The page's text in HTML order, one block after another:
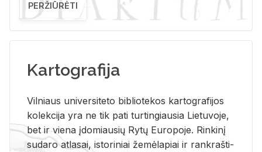
PERŽIŪRĖTI
Kartografija
Vil­niaus uni­ver­si­te­to bi­b­lio­te­kos kar­to­gra­fi­jos
ko­lek­ci­ja yra ne tik pati tur­tin­giau­sia Lie­tu­vo­je,
bet ir vie­na įdo­miau­sių Rytų Eu­ro­po­je. Rin­ki­nį
su­da­ro at­la­sai, is­to­ri­niai že­mė­la­piai ir rank­raš­ti­